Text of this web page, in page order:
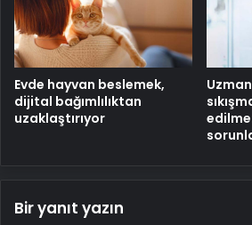
Evde hayvan beslemek,
dijital bağımlılıktan
uzaklaştırıyor
Bir yanıt yazın